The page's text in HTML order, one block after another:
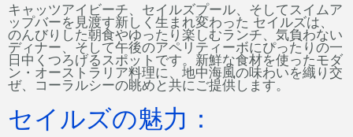
キャッツアイビーチ、セイルズプール、そしてスイムア
ップバーを見渡す新しく生まれ変わった セイルズは、
のんびりした朝食やゆったり楽しむランチ、気負わない
ディナー、そして午後のアペリティーボにぴったりの一
日中くつろげるスポットです。新鮮な食材を使ったモダ
ン・オーストラリア料理に、地中海風の味わいを織り交
ぜ、コーラルシーの眺めと共にご提供します。
セイルズの魅力：